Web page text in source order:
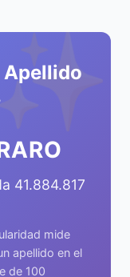
41.884.817
mide
apellido en el
de 100